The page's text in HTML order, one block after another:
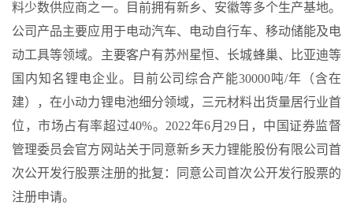
料少数供应商之一。目前拥有新乡、安徽等多个生产基地。
公司产品主要应用于电动汽车、电动自行车、移动储能及电
动工具等领域。主要客户有苏州星恒、长城蜂巢、比亚迪等
国内知名锂电企业。目前公司综合产能30000吨/年（含在
建），在小动力锂电池细分领域，三元材料出货量居行业首
位，市场占有率超过40%。2022年6月29日，中国证券监督
管理委员会官方网站关于同意新乡天力锂能股份有限公司首
次公开发行股票注册的批复：同意公司首次公开发行股票的
注册申请。